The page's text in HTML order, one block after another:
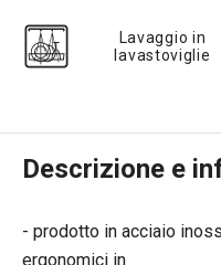
Lavaggio in
lavastoviglie
Descrizione e
- prodotto in acciaio
ergonomici in